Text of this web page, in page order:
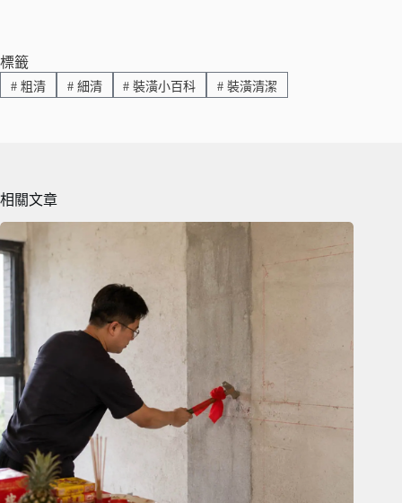
ok
Li
nk
標籤
#粗清 #細清 # 裝潢小百科 # 裝潢清潔
相關文章